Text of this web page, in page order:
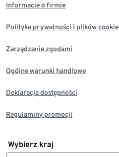
Informacje o firmie
Polityka prywatności i plików cookie
Zarządzanie zgodami
Ogólne warunki handlowe
Deklaracja dostępności
Regulaminy promocji
Wybierz kraj